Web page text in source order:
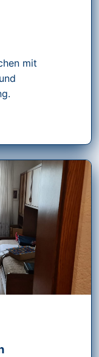
mit